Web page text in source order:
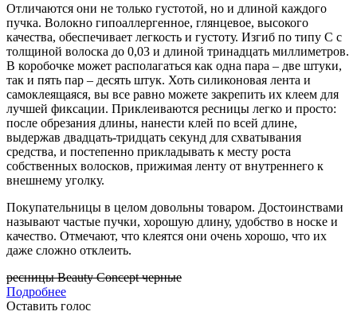
Отличаются они не только густотой, но и длиной каждого
пучка. Волокно гипоаллергенное, глянцевое, высокого
качества, обеспечивает легкость и густоту. Изгиб по типу С с
толщиной волоска до 0,03 и длиной тринадцать миллиметров.
В коробочке может располагаться как одна пара – две штуки,
так и пять пар – десять штук. Хоть силиконовая лента и
самоклеящаяся, вы все равно можете закрепить их клеем для
лучшей фиксации. Приклеиваются ресницы легко и просто:
после обрезания длины, нанести клей по всей длине,
выдержав двадцать-тридцать секунд для схватывания
средства, и постепенно прикладывать к месту роста
собственных волосков, прижимая ленту от внутреннего к
внешнему уголку.
Покупательницы в целом довольны товаром. Достоинствами
называют частые пучки, хорошую длину, удобство в носке и
качество. Отмечают, что клеятся они очень хорошо, что их
даже сложно отклеить.
ресницы Beauty Concept черные
Подробнее
Оставить голос